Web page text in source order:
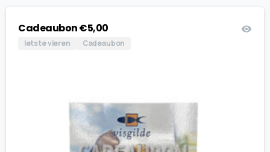
Cadeaubon €5,00
Iets te vieren Cadeaubon